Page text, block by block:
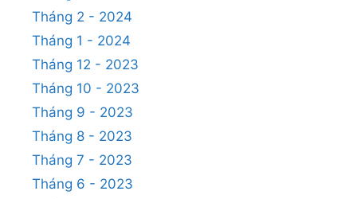
Tháng 2 - 2024
Tháng 1 - 2024
Tháng 12 - 2023
Tháng 10 - 2023
Tháng 9 - 2023
Tháng 8 - 2023
Tháng 7 - 2023
Tháng 6 - 2023